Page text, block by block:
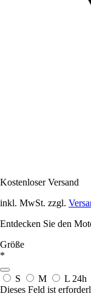
Kostenloser Versand
inkl. MwSt. zzgl.
Entdecken Sie den
Größe
*
S M L 24h
Dieses Feld ist